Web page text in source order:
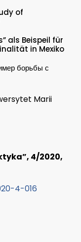
of
als Beispeil für
in Mexiko
борьбы с
Marii
4/2020,
4-016